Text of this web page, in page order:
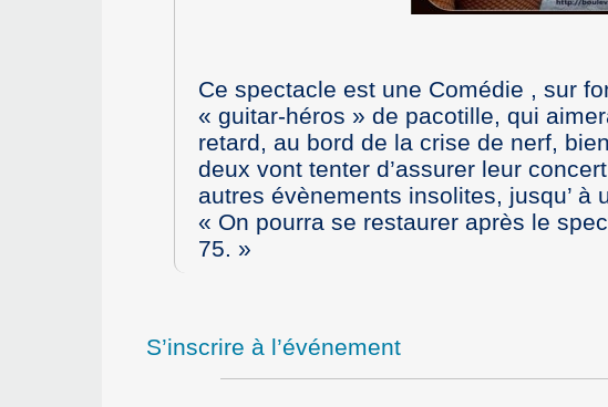
Ce spectacle est une Comédie , sur
« guitar-héros » de pacotille, qui
retard, au bord de la crise de nerf,
deux vont tenter d’assurer leur
autres évènements insolites, jusqu’ à
On pourra se restaurer après le
75.
S’inscrire à l’événement